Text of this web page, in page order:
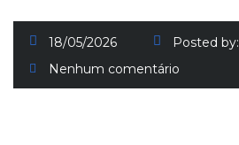
18/05/2026 Posted by:
Nenhum comentário